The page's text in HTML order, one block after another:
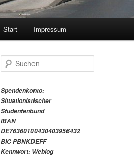
Start Impressum
u
h
e
n
Spendenkonto:
Situationistischer
Studentenbund
IBAN
DE76360100430403956432
BIC PBNKDEFF
Kennwort: Weblog